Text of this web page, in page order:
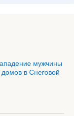
мужчины
в Снеговой